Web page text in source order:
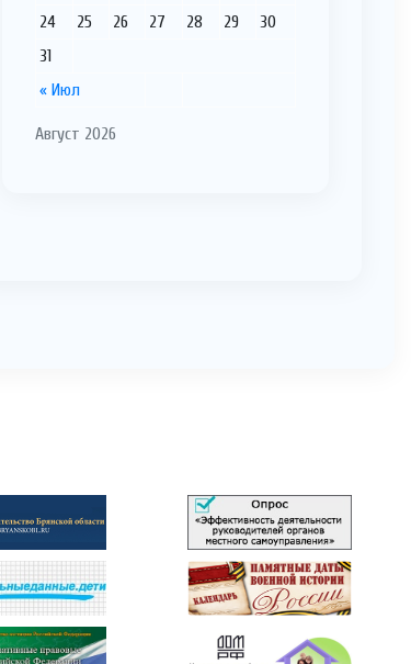
Август 2026
« Июл
24
25 26 27 28 29
30
31